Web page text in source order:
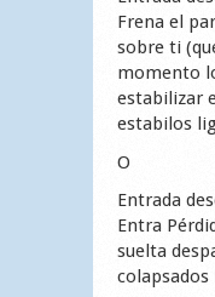
Frena el
sobre ti
momento
estabilizar
estabilos
O
Entrada
Entra
suelta